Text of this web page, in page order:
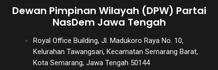
Dewan Pimpinan Wilayah (DPW) Partai
NasDem Jawa Tengah
Royal Office Building, Jl. Madukoro Raya No. 10,
Kelurahan Tawangsari, Kecamatan Semarang Barat,
Kota Semarang, Jawa Tengah 50144